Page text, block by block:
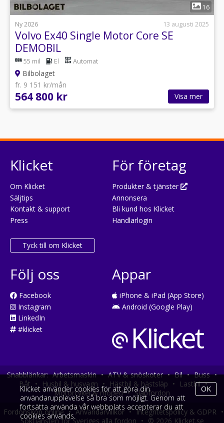
16
Ny 2026
13 augusti 2025
Volvo Ex40 Single Motor Core SE
DEMOBIL
55 mil El Automat
Bilbolaget
fr. 9 151 kr/mån
564 800 kr Visa mer
Klicket
Om Klicket
Säljtips
Kontakt & support
Press
Tyck till om Klicket
För företag
Produkter & tjänster
Annonsera
Bli kund hos Klicket
Handlarlogin
Följ oss
Facebook
Instagram
LinkedIn
#klicket
Appar
iPhone & iPad (App Store)
Android (Google Play)
Snabblänkar: Arbetsmaskin • ATV & snöskoter • Bil • Buss •
Båt • Husbil & husvagn • Hästbil & hästsläp • Lastbil •
Motorcykel & moped • Släpfordon
Fordonsköp online • Användarvillkor • Integritetspolicy & GDPR •
Söktjänsten för Sveriges alla fordon • © 2026 Klicket.se
Klicket använder cookies för att göra din
användarupplevelse så bra som möjligt. Genom att
fortsätta använda vår webbplats accepterar du att
cookies används.
OK